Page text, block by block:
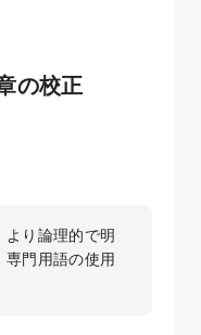
の校正
り論理的で明
門用語の使用